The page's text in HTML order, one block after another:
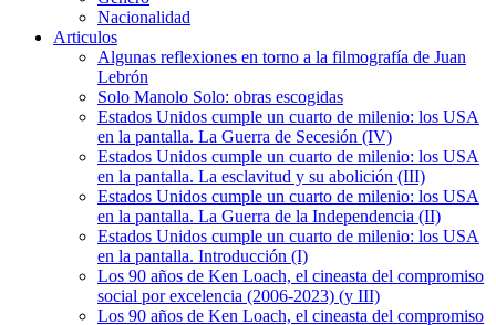
Nacionalidad
Articulos
Algunas reflexiones en torno a la filmografía de Juan
Lebrón
Solo Manolo Solo: obras escogidas
Estados Unidos cumple un cuarto de milenio: los USA
en la pantalla. La Guerra de Secesión (IV)
Estados Unidos cumple un cuarto de milenio: los USA
en la pantalla. La esclavitud y su abolición (III)
Estados Unidos cumple un cuarto de milenio: los USA
en la pantalla. La Guerra de la Independencia (II)
Estados Unidos cumple un cuarto de milenio: los USA
en la pantalla. Introducción (I)
Los 90 años de Ken Loach, el cineasta del compromiso
social por excelencia (2006-2023) (y III)
Los 90 años de Ken Loach, el cineasta del compromiso